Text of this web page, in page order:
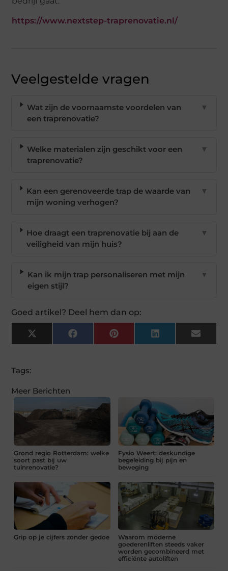
https://www.nextstep-traprenovatie.nl/
Veelgestelde vragen
Wat zijn de voornaamste voordelen van
een traprenovatie?
▼
Welke materialen zijn geschikt voor een
traprenovatie?
▼
Kan een gerenoveerde trap de waarde van
mijn woning verhogen?
▼
Hoe draagt een traprenovatie bij aan de
veiligheid van mijn huis?
▼
Kan ik mijn trap personaliseren met mijn
eigen stijl?
▼
Goed artikel? Deel hem dan op:
X
(Twitter)
FacebookPinterest LinkedIn Email
Tags:
Meer Berichten
Grond regio Rotterdam: welke
soort past bij uw
tuinrenovatie?
Fysio Weert: deskundige
begeleiding bij pijn en
beweging
Grip op je cijfers zonder gedoe
Waarom moderne
goederenliften steeds vaker
worden gecombineerd met
efficiënte autoliften